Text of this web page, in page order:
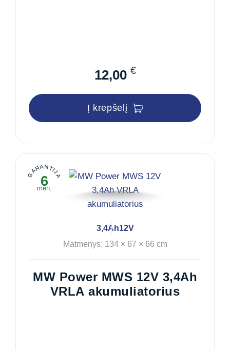
12,00 €
Į krepšelį
GARANTIJA
6
mėn.
3,4Ah12V
Matmenys: 134 × 67 × 66 cm
MW Power MWS 12V 3,4Ah
VRLA akumuliatorius